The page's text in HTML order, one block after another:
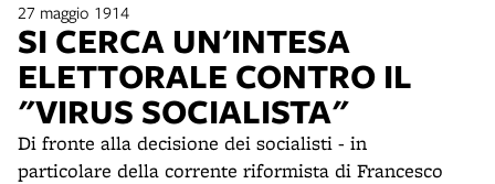
27 maggio 1914
SI CERCA UN'INTESA
ELETTORALE CONTRO IL
"VIRUS SOCIALISTA"
Di fronte alla decisione dei socialisti - in
particolare della corrente riformista di Francesco